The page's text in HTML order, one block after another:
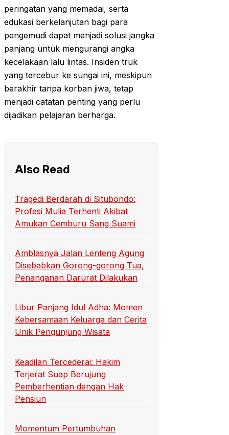
peringatan yang memadai, serta
edukasi berkelanjutan bagi para
pengemudi dapat menjadi solusi jangka
panjang untuk mengurangi angka
kecelakaan lalu lintas. Insiden truk
yang tercebur ke sungai ini, meskipun
berakhir tanpa korban jiwa, tetap
menjadi catatan penting yang perlu
dijadikan pelajaran berharga.
Also Read
Tragedi Berdarah di Situbondo:
Profesi Mulia Terhenti Akibat
Amukan Cemburu Sang Suami
Amblasnya Jalan Lenteng Agung
Disebabkan Gorong-gorong Tua,
Penanganan Darurat Dilakukan
Libur Panjang Idul Adha: Momen
Kebersamaan Keluarga dan Cerita
Unik Pengunjung Wisata
Keadilan Tercederai: Hakim
Terjerat Suap Berujung
Pemberhentian dengan Hak
Pensiun
Momentum Pertumbuhan